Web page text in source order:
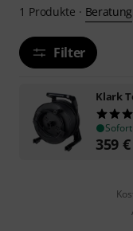
1 Produkte · Beratung
Filter
Klark
359 €